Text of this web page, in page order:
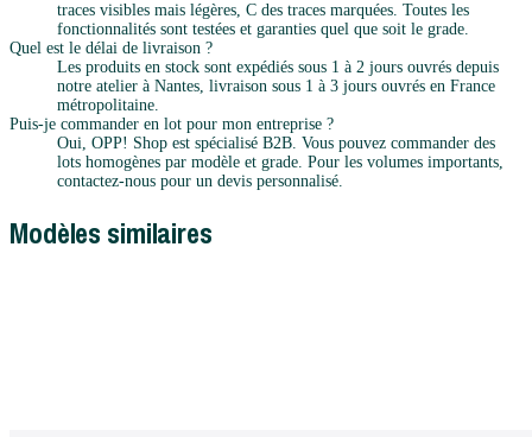
traces visibles mais légères, C des traces marquées. Toutes les
fonctionnalités sont testées et garanties quel que soit le grade.
Quel est le délai de livraison ?
Les produits en stock sont expédiés sous 1 à 2 jours ouvrés depuis
notre atelier à Nantes, livraison sous 1 à 3 jours ouvrés en France
métropolitaine.
Puis-je commander en lot pour mon entreprise ?
Oui, OPP! Shop est spécialisé B2B. Vous pouvez commander des
lots homogènes par modèle et grade. Pour les volumes importants,
contactez-nous pour un devis personnalisé.
Modèles similaires